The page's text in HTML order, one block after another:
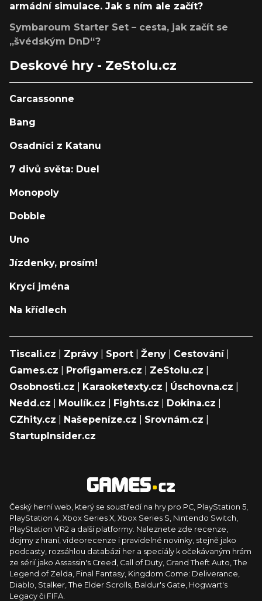
armádní simulace. Jak s ním ale začít?
Symbaroum Starter Set – cesta, jak začít se
„švédským DnD“?
Deskové hry - ZeStolu.cz
Carcassonne
Bang
Osadníci z Katanu
7 divů světa: Duel
Monopoly
Dobble
Uno
Jízdenky, prosím!
Krycí jména
Na křídlech
Tiscali.cz Zprávy Sport Ženy Cestování|
Games.cz
Profigamers.cz ZeStolu.cz
Osobnosti.cz
Karaoketexty.cz Úschovna.cz
Nedd.cz
Moulík.cz Fights.cz Dokina.cz
CZhity.cz
Našepeníze.cz Srovnám.cz
StartupInsider.cz
Český herní web, který se soustředí na hry pro PC, PlayStation 5,
PlayStation 4, Xbox Series X, Xbox Series S, Nintendo Switch,
PlayStation VR2 a další platformy. Naleznete zde recenze,
dojmy z hraní, videorecenze i pravidelné novinky, stejně jako
podcasty, rozsáhlou databázi her a speciály k očekávaným hrám
ze sérií jako Assassin's Creed, Call of Duty, Grand Theft Auto, The
Legend of Zelda, Final Fantasy, Kingdom Come: Deliverance,
Diablo, Stalker, The Elder Scrolls, Baldur's Gate, Hogwart's
Legacy či FIFA.